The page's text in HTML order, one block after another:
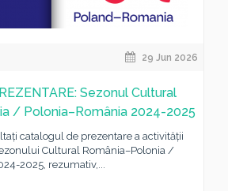
29 Jun 2026
Sezonul Cultural
/ Polonia–România 2024-2025
catalogul de prezentare a activității
Cultural România–Polonia /
2025, rezumativ,...